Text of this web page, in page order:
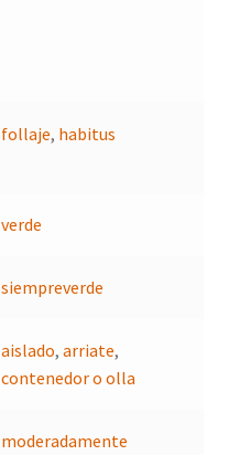
follaje, habitus
verde
siempreverde
aislado,arriate,
contenedor o olla
moderadamente